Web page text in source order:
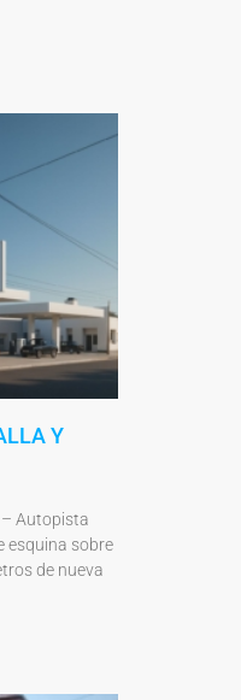
Y
– Autopista
esquina sobre
de nueva